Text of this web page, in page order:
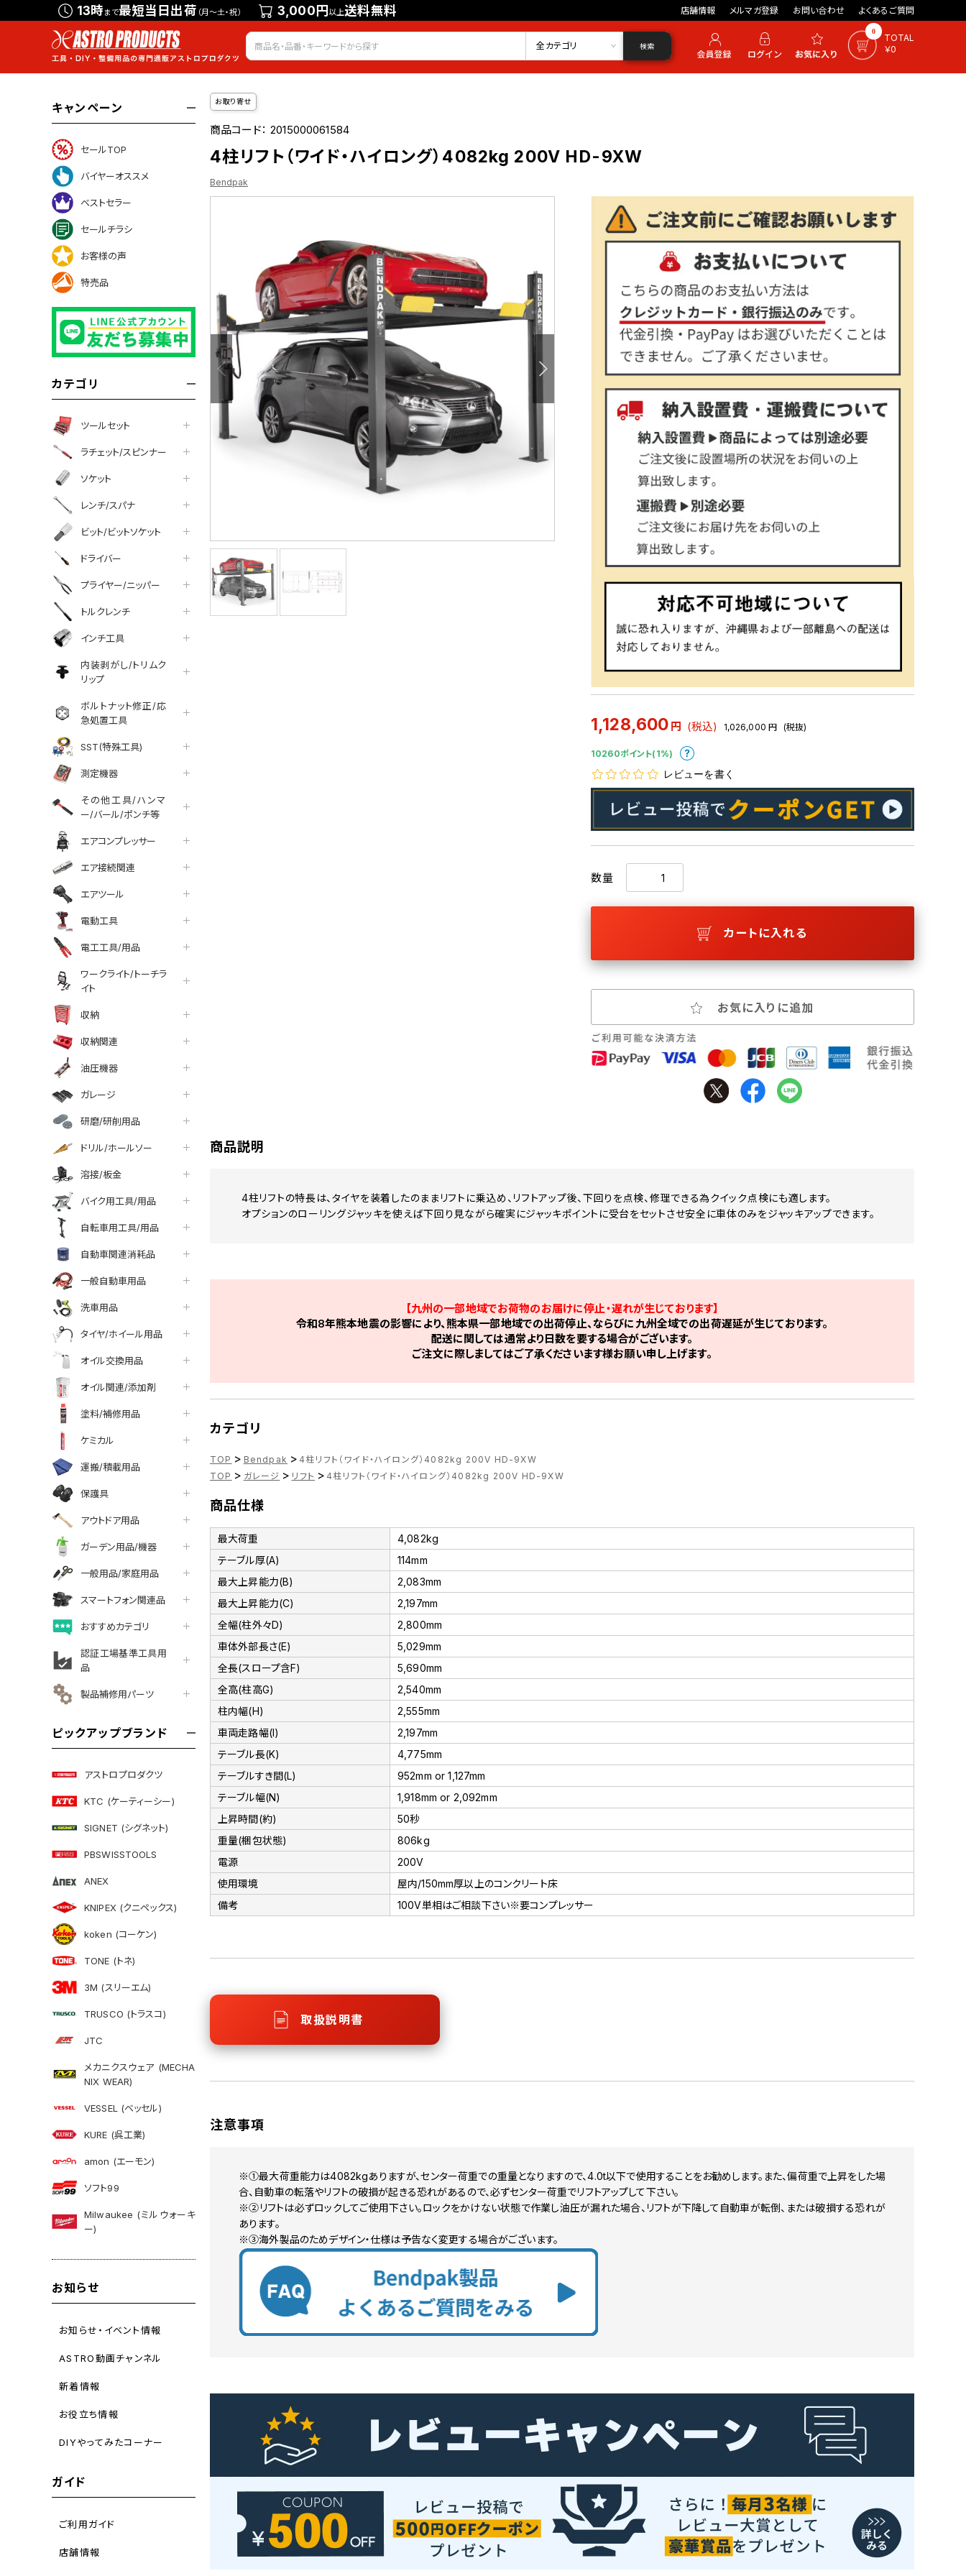
13時まで最短当日出荷 （月～土・祝） 3,000円以上送料無料 店舗情報 メルマガ登録 お問い合わせ よくあるご質問
会員登録 ログイン お気に入り 0
TOTAL
￥0
全カテゴリ 検索
キャンペーン
セールTOP
バイヤーオススメ
ベストセラー
セールチラシ
お客様の声
特売品
カテゴリ
ツールセット
ラチェット/スピンナー
ソケット
レンチ/スパナ
ビット/ビットソケット
ドライバー
プライヤー/ニッパー
トルクレンチ
インチ工具
内装剥がし/トリムク
リップ
ボルトナット修正/応
急処置工具
SST(特殊工具)
測定機器
その他工具/ハンマ
ー/バール/ポンチ等
エアコンプレッサー
エア接続関連
エアツール
電動工具
電工工具/用品
ワークライト/トーチラ
イト
収納
収納関連
油圧機器
ガレージ
研磨/研削用品
ドリル/ホールソー
溶接/板金
バイク用工具/用品
自転車用工具/用品
自動車関連消耗品
一般自動車用品
洗車用品
タイヤ/ホイール用品
オイル交換用品
オイル関連/添加剤
塗料/補修用品
ケミカル
運搬/積載用品
保護具
アウトドア用品
ガーデン用品/機器
一般用品/家庭用品
スマートフォン関連品
おすすめカテゴリ
認証工場基準工具用
品
製品補修用パーツ
ピックアップブランド
アストロプロダクツ
KTC (ケーティーシー)
SIGNET (シグネット)
PBSWISSTOOLS
ANEX
KNIPEX (クニペックス)
koken (コーケン)
TONE (トネ)
3M (スリーエム)
TRUSCO (トラスコ)
JTC
メカニクスウェア (MECHA
NIX WEAR)
VESSEL (ベッセル)
KURE (呉工業)
amon (エーモン)
ソフト99
Milwaukee (ミルウォーキ
ー)
お知らせ
お知らせ・イベント情報
ASTRO動画チャンネル
新着情報
お役立ち情報
DIYやってみたコーナー
ガイド
ご利用ガイド
店舗情報
お取り寄せ
商品コード：2015000061584
4柱リフト（ワイド・ハイロング）4082kg 200V HD-9XW
Bendpak
1,128,600 円 (税込) 1,026,000 円 (税抜)
10260ポイント(1%)
レビューを書く
数量
カートに入れる
お気に入りに追加
商品説明
4柱リフトの特長は、タイヤを装着したのままリフトに乗込め、リフトアップ後、下回りを点検、修理できる為クイック点検にも適します。
オプションのローリングジャッキを使えば下回り見ながら確実にジャッキポイントに受台をセットさせ安全に車体のみをジャッキアップできます。
【九州の一部地域でお荷物のお届けに停止・遅れが生じております】
令和8年熊本地震の影響により、熊本県一部地域での出荷停止、ならびに九州全域での出荷遅延が生じております。
配送に関しては通常より日数を要する場合がございます。
ご注文に際しましてはご了承くださいます様お願い申し上げます。
カテゴリ
TOP > Bendpak > 4柱リフト（ワイド・ハイロング）4082kg 200V HD-9XW
TOP > ガレージ > リフト > 4柱リフト（ワイド・ハイロング）4082kg 200V HD-9XW
商品仕様
最大荷重
4,082kg
テーブル厚(A)
114mm
最大上昇能力(B)
2,083mm
最大上昇能力(C)
2,197mm
全幅(柱外々D)
2,800mm
車体外部長さ(E)
5,029mm
全長(スロープ含F)
5,690mm
全高(柱高G)
2,540mm
柱内幅(H)
2,555mm
車両走路幅(I)
2,197mm
テーブル長(K)
4,775mm
テーブルすき間(L)
952mm or 1,127mm
テーブル幅(N)
1,918mm or 2,092mm
上昇時間(約)
50秒
重量(梱包状態)
806kg
電源
200V
使用環境
屋内/150mm厚以上のコンクリート床
備考
100V単相はご相談下さい※要コンプレッサー
取扱説明書
注意事項
※①最大荷重能力は4082kgありますが、センター荷重での重量となりますので、4.0t以下で使用することをお勧めします。また、偏荷重で上昇をした場
合、自動車の転落やリフトの破損が起きる恐れがあるので、必ずセンター荷重でリフトアップして下さい。
※②リフトは必ずロックしてご使用下さい。ロックをかけない状態で作業し油圧が漏れた場合、リフトが下降して自動車が転倒、または破損する恐れが
あります。
※③海外製品のためデザイン・仕様は予告なく変更する場合がございます。